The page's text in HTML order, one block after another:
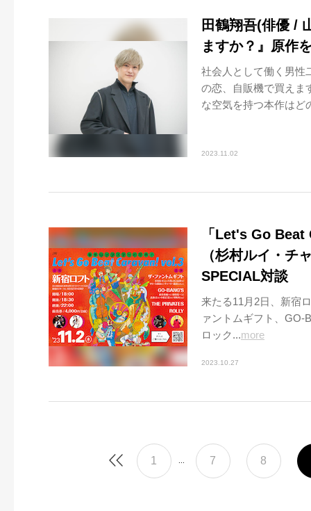
田鶴翔吾(俳優 /
ますか？』原作
社会人として働く男性
の恋、自販機で買えま
な空気を持つ本作はど
2023.11.02
「Let's Go
（杉村ルイ・チ
SPECIAL対談
来たる11月2日、新宿
ァントムギフト、GO-
ロック...more
2023.10.27
1 7 8